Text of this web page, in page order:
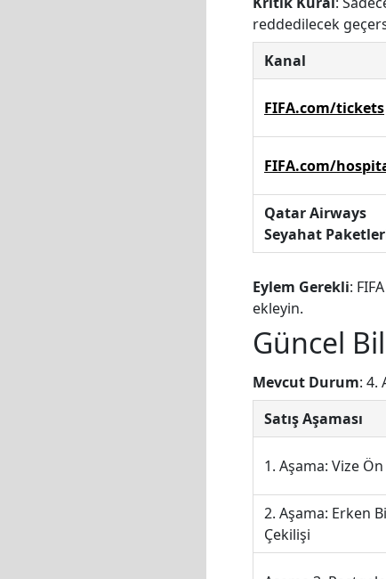
reddedilecek
Kanal
FIFA.com/tickets
FIFA.com/
Qatar Airways
Seyahat
Eylem Gerekli:
ekleyin.
Güncel
Mevcut Durum: 4.
Satış Aşaması
1. Aşama: Vize Ön
2. Aşama: Erken
Çekilişi